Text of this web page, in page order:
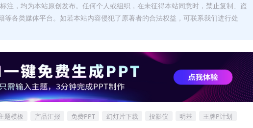
注，均为本站原创发布。任何个人或组织，在未征得本站同意时，禁止复制、盗
等各类媒体平台。如若本站内容侵犯了原著者的合法权益，可联系我们进行处
题模板 产品汇报 免费PPT 幻灯片下载 投影仪 明基 王牌P计划